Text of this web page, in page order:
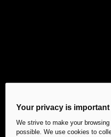
Your privacy is
We strive to make your
possible. We use cookies to